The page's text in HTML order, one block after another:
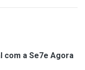
com a Se7e Agora